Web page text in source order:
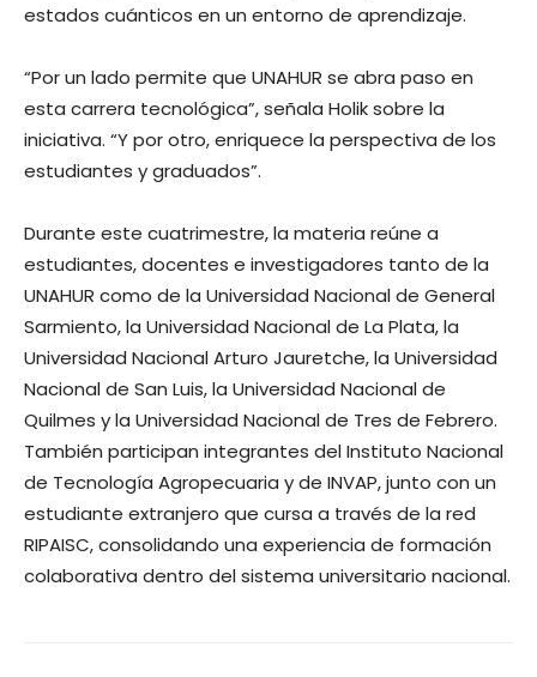
estados cuánticos en un entorno de aprendizaje.
“Por un lado permite que UNAHUR se abra paso en
esta carrera tecnológica”, señala Holik sobre la
iniciativa. “Y por otro, enriquece la perspectiva de los
estudiantes y graduados”.
Durante este cuatrimestre, la materia reúne a
estudiantes, docentes e investigadores tanto de la
UNAHUR como de la Universidad Nacional de General
Sarmiento, la Universidad Nacional de La Plata, la
Universidad Nacional Arturo Jauretche, la Universidad
Nacional de San Luis, la Universidad Nacional de
Quilmes y la Universidad Nacional de Tres de Febrero.
También participan integrantes del Instituto Nacional
de Tecnología Agropecuaria y de INVAP, junto con un
estudiante extranjero que cursa a través de la red
RIPAISC, consolidando una experiencia de formación
colaborativa dentro del sistema universitario nacional.